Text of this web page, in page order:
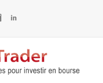
Instagram